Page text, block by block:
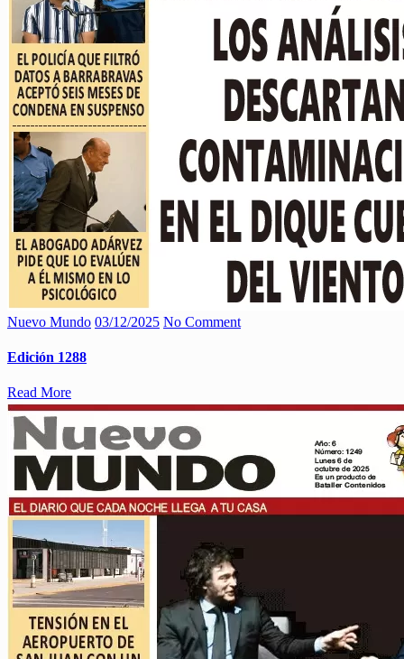
Nuevo Mundo 03/12/2025 No Comment
Edición 1288
Read More